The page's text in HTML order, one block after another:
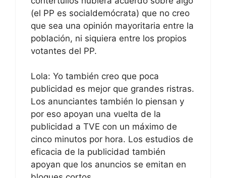
(el PP es socialdemócrata) que no creo
que sea una opinión mayoritaria entre la
población, ni siquiera entre los propios
votantes del PP.
Lola: Yo también creo que poca
publicidad es mejor que grandes ristras.
Los anunciantes también lo piensan y
por eso apoyan una vuelta de la
publicidad a TVE con un máximo de
cinco minutos por hora. Los estudios de
eficacia de la publicidad también
apoyan que los anuncios se emitan en